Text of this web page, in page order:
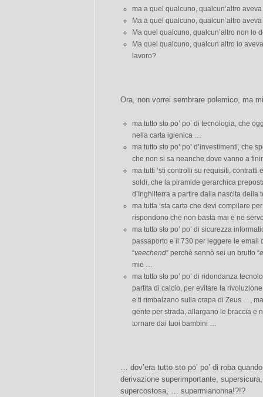
ma a quel qualcuno, qualcun’altro
Ma a quel qualcuno, qualcun’altro
Ma quel qualcuno, qualcun’altro non lo
Ma quel qualcuno, qualcun altro lo
lavoro?
Ora, non vorrei sembrare polemico, ma
ma tutto sto po’ po’ di tecnologia, che
nella carta igienica …
ma tutto sto po’ po’ d’investimenti, che
che non si sa neanche dove vanno a
ma tutti ‘sti controlli su requisiti, contratti
soldi, che la piramide gerarchica
d’Inghilterra a partire dalla nascita
ma tutta ‘sta carta che devi compilare
rispondono che non basta mai e ne
ma tutto sto po’ po’ di sicurezza
passaporto e il 730 per leggere le email
“veechend” perchè sennò sei un brutto “
mie …
ma tutto sto po’ po’ di ridondanza
partita di calcio, per evitare la
e ti rimbalzano sulla crapa di Zeus …,
gente per strada, allargano le braccia e
tornare dai tuoi bambini …
… dov’era tutto sto po’ po’ di roba
derivazione superimportante,
supercostosa, … supermianonna!?!?